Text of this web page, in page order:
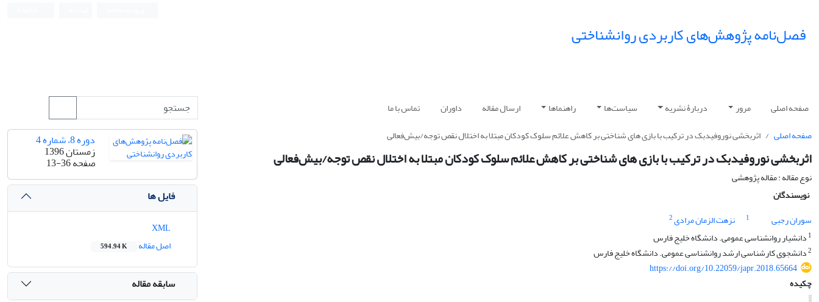
فصل‌نامه پژوهش‌های کاربردی روانشناختی
صفحه اصلی مرور دربارۀ نشریه سیاست‌ها راهنماها ارسال مقاله داوران
تماس با ما
صفحه اصلی
اثربخشی نوروفیدبک در ترکیب با بازی های شناختی بر کاهش علائم سلوک کودکان مبتلا به اختلال نقص توجه/بیش‌فعالی
اثربخشی نوروفیدبک در ترکیب با بازی های شناختی بر کاهش علائم سلوک کودکان مبتلا به اختلال نقص توجه/بیش‌فعالی
نوع مقاله : مقاله پژوهشی
نویسندگان
سوران رجبی
1 نزهت الزمان مرادی2
1 دانشیار روانشناسی عمومی. دانشگاه خلیج فارس
2دانشجوی کارشناسی ارشد روانشناسی عمومی. دانشگاه خلیج فارس
https://doi.org/10.22059/japr.2018.65664
چکیده
دوره 8، شماره 4
زمستان 1396
صفحه13-36
فایل ها
اصل مقاله
594.94 K
سابقه مقاله